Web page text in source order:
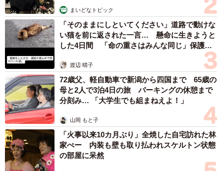
ーブルの中央に同社名「AISAN」と左右に「TOKYO」
「AKIBA」の地名入り。各830円（税抜）。
店頭とオンラインショップで販売していますが、現在は
完売（4月24日現在）。入荷状況など、最新の情報は同社公
式ツイッターアカウント（@AisanNews）で。
24時間購入できる「プロ向け商品の自販機」でも
販売
LANケーブルキーホルダーは、大規模複合ビル「秋葉原
UDX」地下2階にある自動販売機「愛三電機自動販売機 秋
葉原UDX店」でも取り扱っています。
まいどなトピック
「そのままにしといてください」道路で動けな
い猫を前に返された一言… 懸命に生きようと
した4日間 「命の重さはみんな同じ」保護団
渡辺 晴子
72歳父、軽自動車で新潟から四国まで 65歳の
母と2人で3泊4日の旅 パーキングの休憩まで
分刻み… 「大学生でも組まねえよ！」
山岡 もと子
「火事以来10カ月ぶり」全焼した自宅訪れた林
家ぺー 内装も壁も取り払われスケルトン状態
の部屋に呆然